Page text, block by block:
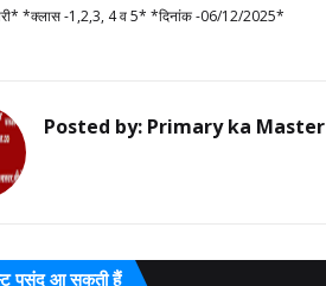
*क्लास -1,2,3, 4 व 5* *दिनांक -06/12/2025*
Posted by: Primary ka Master
पसंद आ सकती हैं